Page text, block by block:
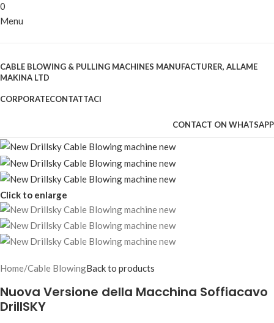
0
Menu
CABLE BLOWING & PULLING MACHINES MANUFACTURER, ALLAME
MAKINA LTD
CORPORATECONTATTACI
CONTACT ON WHATSAPP
Click to enlarge
Home/Cable BlowingBack to products
Nuova Versione della Macchina Soffiacavo
DrillSKY